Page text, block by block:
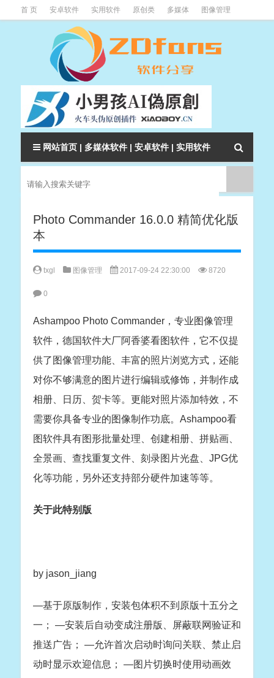
首 页 安卓软件 实用软件 原创类 多媒体 图像管理
下载类
网站首页 | 多媒体软件 | 安卓软件 | 实用软件
Photo Commander 16.0.0 精简优化版
本
txgl 图像管理 2017-09-24 22:30:00 8720
0
Ashampoo Photo Commander，专业图像管理
软件，德国软件大厂阿香婆看图软件，它不仅提
供了图像管理功能、丰富的照片浏览方式，还能
对你不够满意的图片进行编辑或修饰，并制作成
相册、日历、贺卡等。更能对照片添加特效，不
需要你具备专业的图像制作功底。Ashampoo看
图软件具有图形批量处理、创建相册、拼贴画、
全景画、查找重复文件、刻录图片光盘、JPG优
化等功能，另外还支持部分硬件加速等等。
关于此特别版
by jason_jiang
—基于原版制作，安装包体积不到原版十五分之
一； —安装后自动变成注册版、屏蔽联网验证和
推送广告； —允许首次启动时询问关联、禁止启
动时显示欢迎信息； —图片切换时使用动画效